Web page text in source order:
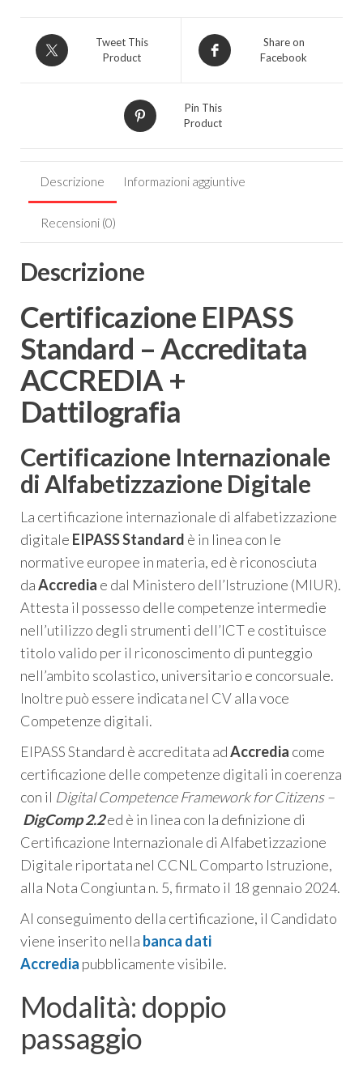
Tweet This
Product
Share on
Facebook
Pin This
Product
Descrizione Informazioni aggiuntive
Recensioni (0)
Descrizione
Certificazione EIPASS
Standard – Accreditata
ACCREDIA +
Dattilografia
Certificazione Internazionale
di Alfabetizzazione Digitale
La certificazione internazionale di alfabetizzazione
digitale EIPASS Standard è in linea con le
normative europee in materia, ed è riconosciuta
daAccredia e dal Ministero dell’Istruzione (MIUR).
Attesta il possesso delle competenze intermedie
nell’utilizzo degli strumenti dell’ICT e costituisce
titolo valido per il riconoscimento di punteggio
nell’ambito scolastico, universitario e concorsuale.
Inoltre può essere indicata nel CV alla voce
Competenze digitali.
EIPASS Standard è accreditata adAccredia come
certificazione delle competenze digitali in coerenza
con il Digital Competence Framework for Citizens –
DigComp 2.2ed è in linea con la definizione di
Certificazione Internazionale di Alfabetizzazione
Digitale riportata nel CCNL Comparto Istruzione,
alla Nota Congiunta n. 5, firmato il 18 gennaio 2024.
Al conseguimento della certificazione, il Candidato
viene inserito nella banca dati
Accredia pubblicamente visibile.
Modalità: doppio
passaggio